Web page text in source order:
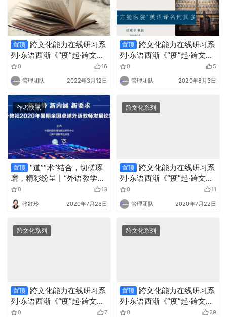
置顶
跨文化能力在线研习系
列·东语西渐《“疫”起·跨文
化》第五期
0 16
管理团队 2022年3月12日
置顶
跨文化能力在线研习系
列·东语西渐《“疫”起·跨文
化》第四期
0 5
管理团队 2020年8月3日
作者快讯
置顶 “道”“术”结合，切磋琢
磨，精彩纷呈丨“外语教学中
的跨文化能力培养”专题论坛
侧记
0 13
张红玲 2020年7月28日
跨文化系列
置顶
跨文化能力在线研习系
列·东语西渐《“疫”起·跨文
化》第三期
0 11
管理团队 2020年7月22日
跨文化系列
置顶
跨文化能力在线研习系
列·东语西渐《“疫”起·跨文
化》第二期
0 7
跨文化系列
置顶
跨文化能力在线研习系
列·东语西渐《“疫”起·跨文
化》第一期
0 29